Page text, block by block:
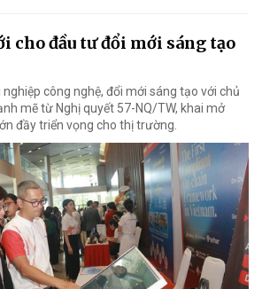
cho đầu tư đổi mới sáng tạo
công nghệ, đổi mới sáng tạo với chủ
mẽ từ Nghị quyết 57-NQ/TW, khai mở
đầy triển vọng cho thị trường.